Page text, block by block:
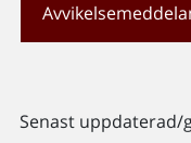
Senast uppdaterad/